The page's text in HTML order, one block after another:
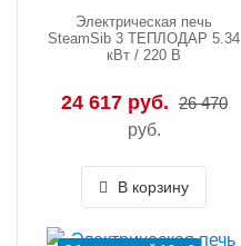
Электрическая печь
SteamSib 3 ТЕПЛОДАР 5.34
кВт / 220 В
24 617 руб. 26 470
руб.
В корзину